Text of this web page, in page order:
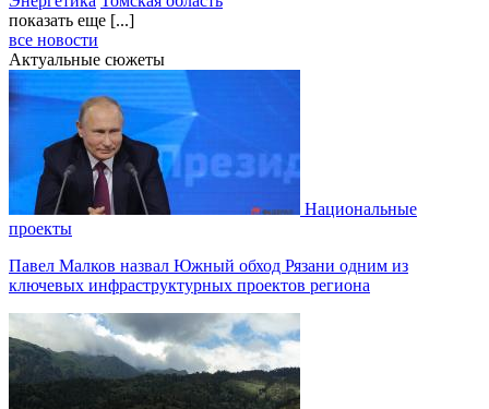
показать еще [...]
все новости
Актуальные сюжеты
Национальные
проекты
Павел Малков назвал Южный обход Рязани одним из
ключевых инфраструктурных проектов региона